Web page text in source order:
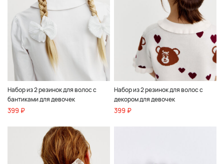
Набор из 2 резинок для волос с
бантиками для девочек
399 ₽
Набор из 2 резинок для волос с
декором для девочек
399 ₽